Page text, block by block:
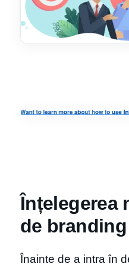
Înțelegerea
de branding
Înainte de a intra în